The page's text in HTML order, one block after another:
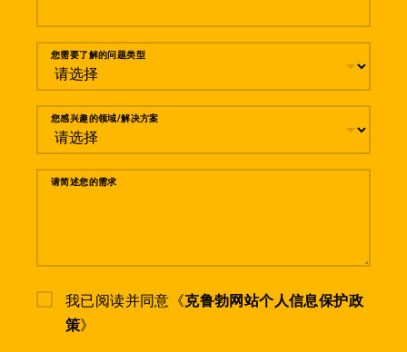
您需要了解的问题类型
您感兴趣的领域/解决方案
请简述您的需求
我已阅读并同意《克鲁勃网站个人信息保护政
策》